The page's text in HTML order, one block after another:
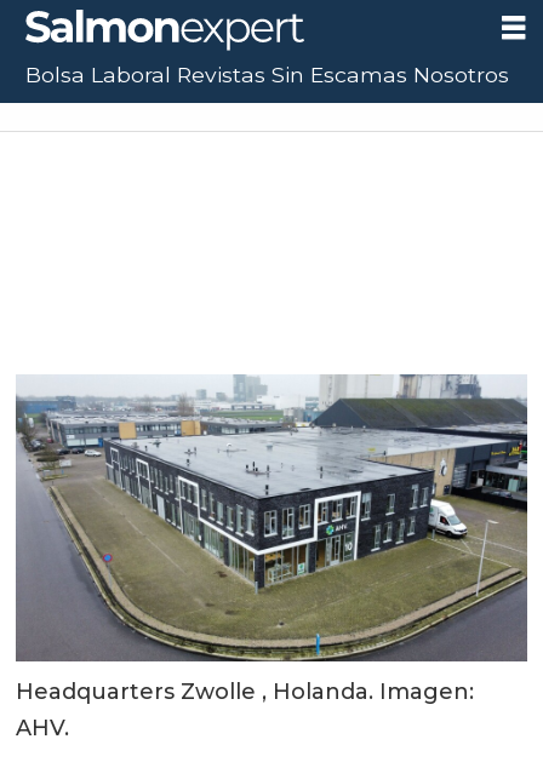
Headquarters Zwolle , Holanda. Imagen:
AHV.
Bolsa Laboral Revistas Sin Escamas Nosotros